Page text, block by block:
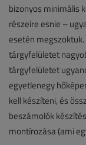
bizonyos minimális
részeire esnie –
esetén
tárgyfelületet
tárgyfelületet
egyetlenegy
kell készíteni, és
beszámolók
montírozása (ami